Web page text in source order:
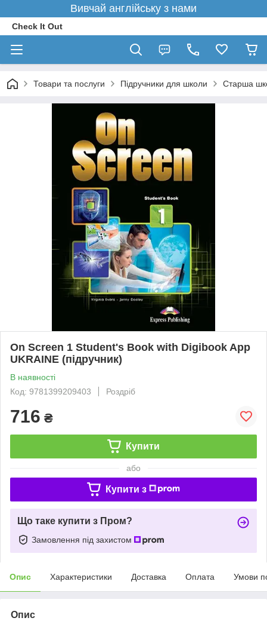
Вивчай англійську з нами
Check It Out
Товари та послуги Підручники для школи Старша
On Screen 1 Student's Book with Digibook App
UKRAINE (підручник)
В наявності
Код: 9781399209403
Роздріб
716 ₴
Купити
або
Купити з
Що таке купити з Пром?
Замовлення під захистом
Опис Характеристики Доставка Оплата Умови
Опис